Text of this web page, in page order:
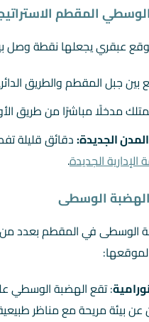
المقطم
عبقري يجعلها نقطة وصل
بين جبل المقطم والطريق
مدخلًا مباشرًا من طريق
الجديدة:دقائق قليلة
الجديدة.
الوسطى
الوسطى في المقطم بعدد
لموقعها:
: تقع الهضبة الوسطي على
بيئة مريحة مع مناظر